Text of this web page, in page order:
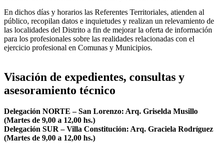
En dichos días y horarios las Referentes Territoriales, atienden al
público, recopilan datos e inquietudes y realizan un relevamiento de
las localidades del Distrito a fin de mejorar la oferta de información
para los profesionales sobre las realidades relacionadas con el
ejercicio profesional en Comunas y Municipios.
Visación de expedientes, consultas y
asesoramiento técnico
Delegación NORTE – San Lorenzo: Arq. Griselda Musillo
(Martes de 9,00 a 12,00 hs.)
Delegación SUR – Villa Constitución: Arq. Graciela Rodríguez
(Martes de 9,00 a 12,00 hs.)